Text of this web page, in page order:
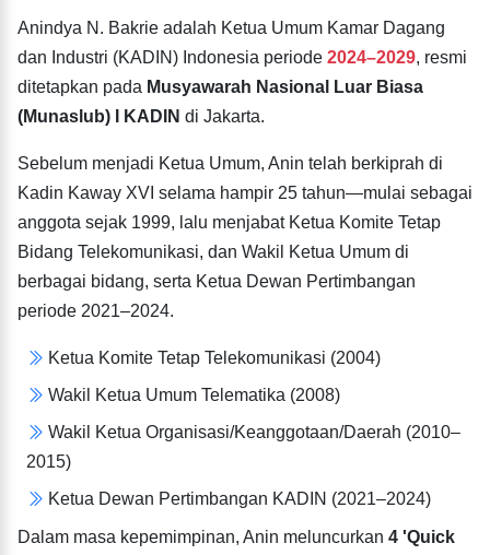
Anindya N. Bakrie adalah Ketua Umum Kamar Dagang
dan Industri (KADIN) Indonesia periode 2024–2029, resmi
ditetapkan pada Musyawarah Nasional Luar Biasa
(Munaslub) I KADIN di Jakarta.
Sebelum menjadi Ketua Umum, Anin telah berkiprah di
Kadin Kaway XVI selama hampir 25 tahun—mulai sebagai
anggota sejak 1999, lalu menjabat Ketua Komite Tetap
Bidang Telekomunikasi, dan Wakil Ketua Umum di
berbagai bidang, serta Ketua Dewan Pertimbangan
periode 2021–2024.
Ketua Komite Tetap Telekomunikasi (2004)
Wakil Ketua Umum Telematika (2008)
Wakil Ketua Organisasi/Keanggotaan/Daerah (2010–
2015)
Ketua Dewan Pertimbangan KADIN (2021–2024)
Dalam masa kepemimpinan, Anin meluncurkan 4 'Quick